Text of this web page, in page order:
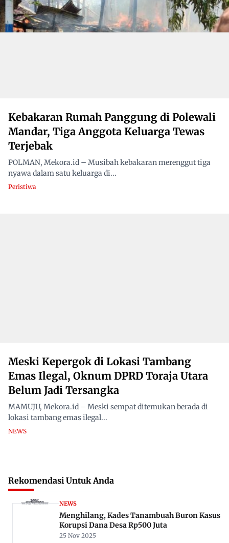
Kebakaran Rumah Panggung di Polewali
Mandar, Tiga Anggota Keluarga Tewas
Terjebak
POLMAN, Mekora.id – Musibah kebakaran merenggut tiga
nyawa dalam satu keluarga di...
Peristiwa
Meski Kepergok di Lokasi Tambang
Emas Ilegal, Oknum DPRD Toraja Utara
Belum Jadi Tersangka
MAMUJU, Mekora.id – Meski sempat ditemukan berada di
lokasi tambang emas ilegal...
NEWS
Rekomendasi Untuk Anda
NEWS
Menghilang, Kades Tanambuah Buron Kasus
Korupsi Dana Desa Rp500 Juta
25 Nov 2025